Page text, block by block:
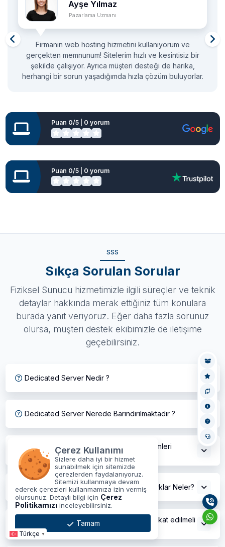
Mehmet Şahin
Mühendis
Domain satın alma işlemlerimde firmayı tercih ediyorum
ve şimdiye kadar herhangi bir sorun yaşamadım. Alan
adlarının yönetimi oldukça kolay ve kullanıcı dostu bir
arayüze sahip.
Puan 0/5 | 0 yorum
Puan 0/5 | 0 yorum
SSS
Sıkça Sorulan Sorular
Fiziksel Sunucu hizmetimizle ilgili süreçler ve teknik
detaylar hakkında merak ettiğiniz tüm konulara
burada yanıt veriyoruz. Eğer daha fazla sorunuz
olursa, müşteri destek ekibimizle de iletişime
geçebilirsiniz.
Dedicated Server Nedir ?
Dedicated Server Nerede Barındırılmaktadır ?
Dedicated Server da Hangi İşletim Sistemleri
Kullanılır ?
Dedicated Server ile VDS Arasındaki Farklar Neler?
Dedicated Sunucu Kiralarken Nelere Dikkat edilmeli
?
Türkçe ▼
Çerez Kullanımı
Sizlere daha iyi bir hizmet
sunabilmek için sitemizde
çerezlerden faydalanıyoruz.
Sitemizi kullanmaya devam
ederek çerezleri kullanmamıza izin vermiş
olursunuz. Detaylı bilgi için Çerez
Politikamızı inceleyebilirsiniz.
Tamam